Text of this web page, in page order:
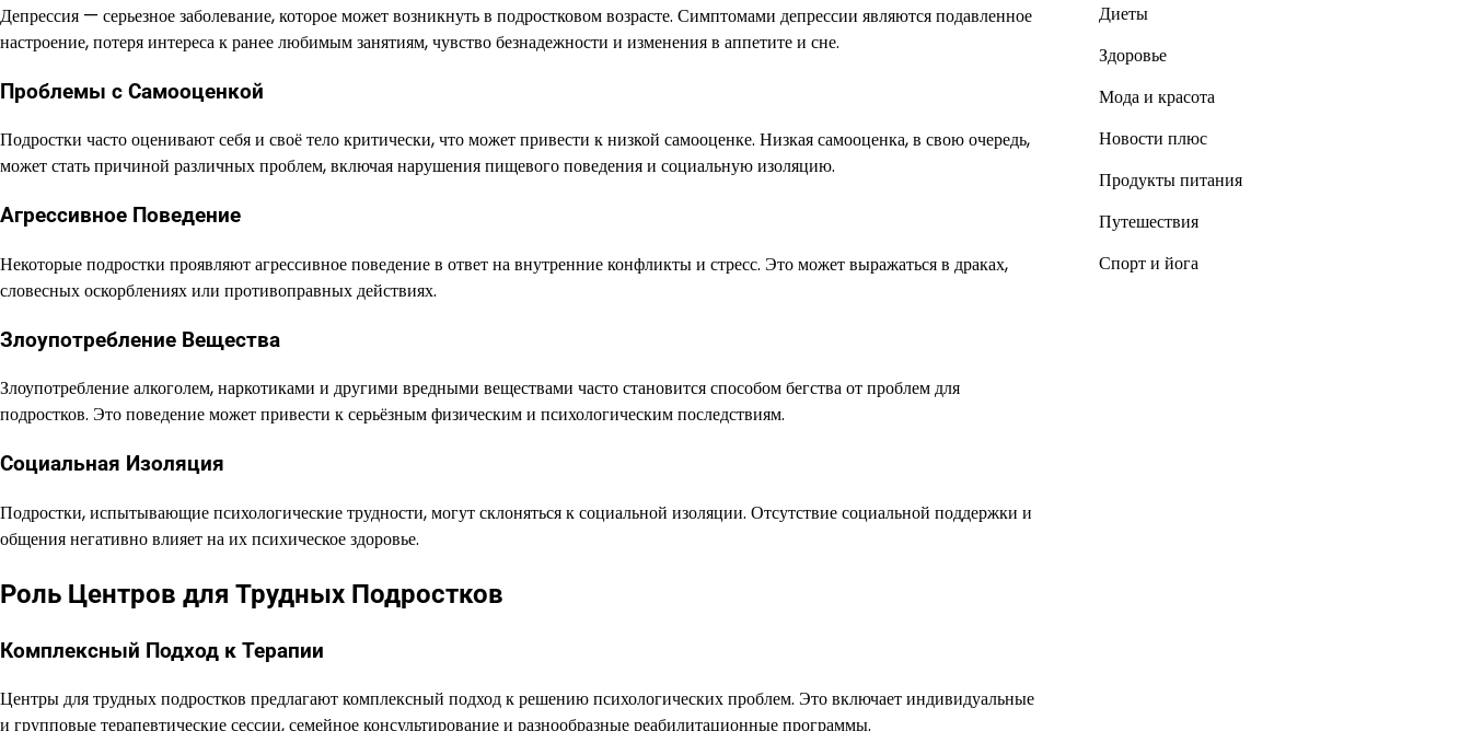
Депрессия — серьезное заболевание, которое может возникнуть в подростковом возрасте. Симптомами депрессии являются подавленное
настроение, потеря интереса к ранее любимым занятиям, чувство безнадежности и изменения в аппетите и сне.
Проблемы с Самооценкой
Подростки часто оценивают себя и своё тело критически, что может привести к низкой самооценке. Низкая самооценка, в свою очередь,
может стать причиной различных проблем, включая нарушения пищевого поведения и социальную изоляцию.
Агрессивное Поведение
Некоторые подростки проявляют агрессивное поведение в ответ на внутренние конфликты и стресс. Это может выражаться в драках,
словесных оскорблениях или противоправных действиях.
Злоупотребление Вещества
Злоупотребление алкоголем, наркотиками и другими вредными веществами часто становится способом бегства от проблем для
подростков. Это поведение может привести к серьёзным физическим и психологическим последствиям.
Социальная Изоляция
Подростки, испытывающие психологические трудности, могут склоняться к социальной изоляции. Отсутствие социальной поддержки и
общения негативно влияет на их психическое здоровье.
Роль Центров для Трудных Подростков
Комплексный Подход к Терапии
Центры для трудных подростков предлагают комплексный подход к решению психологических проблем. Это включает индивидуальные
и групповые терапевтические сессии, семейное консультирование и разнообразные реабилитационные программы.
Диеты
Здоровье
Мода и красота
Новости плюс
Продукты питания
Путешествия
Спорт и йога